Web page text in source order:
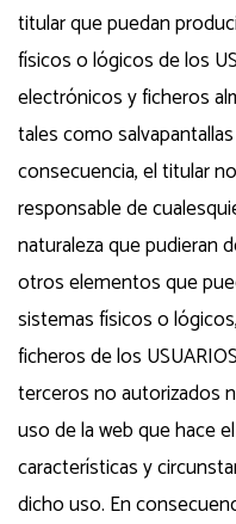
titular que puedan
físicos o lógicos de los
electrónicos y ficheros
tales como
consecuencia, el titular
responsable de
naturaleza que pudieran
otros elementos que
sistemas físicos o
ficheros de los
terceros no autorizados
uso de la web que hace
características y
dicho uso. En